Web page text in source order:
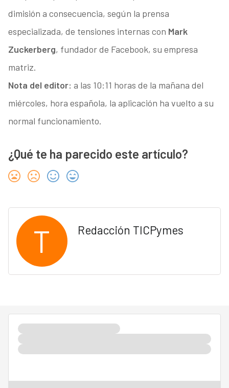
dimisión a consecuencia, según la prensa
especializada, de tensiones internas con Mark
Zuckerberg, fundador de Facebook, su empresa
matriz.
Nota del editor: a las 10:11 horas de la mañana del
miércoles, hora española, la aplicación ha vuelto a su
normal funcionamiento.
¿Qué te ha parecido este artículo?
T Redacción TICPymes